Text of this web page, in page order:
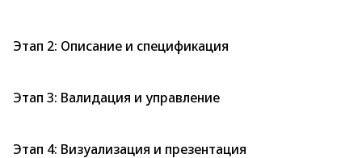
Этап 2: Описание и спецификация
Этап 3: Валидация и управление
Этап 4: Визуализация и презентация